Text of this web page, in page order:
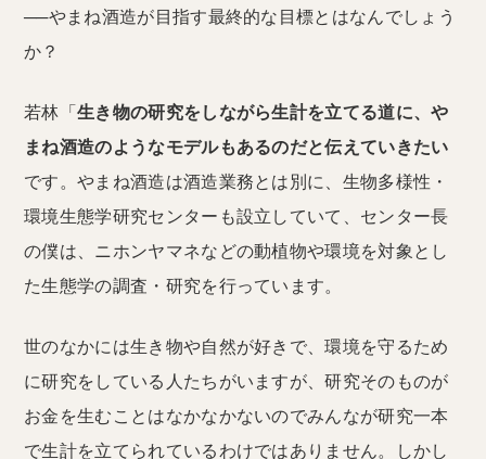
──やまね酒造が目指す最終的な目標とはなんでしょう
か？
若林「生き物の研究をしながら生計を立てる道に、や
まね酒造のようなモデルもあるのだと伝えていきたい
です。やまね酒造は酒造業務とは別に、生物多様性・
環境生態学研究センターも設立していて、センター長
の僕は、ニホンヤマネなどの動植物や環境を対象とし
た生態学の調査・研究を行っています。
世のなかには生き物や自然が好きで、環境を守るため
に研究をしている人たちがいますが、研究そのものが
お金を生むことはなかなかないのでみんなが研究一本
で生計を立てられているわけではありません。しかし